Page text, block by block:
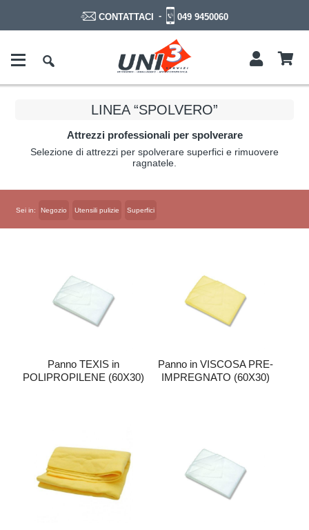
CONTATTACI - 049 9450060
LINEA “SPOLVERO”
Attrezzi professionali per spolverare
Selezione di attrezzi per spolverare superfici e rimuovere
ragnatele.
Sei in: Negozio Utensili pulizie Superfici
Panno TEXIS in
POLIPROPILENE (60X30)
Panno in VISCOSA PRE-
IMPREGNATO (60X30)